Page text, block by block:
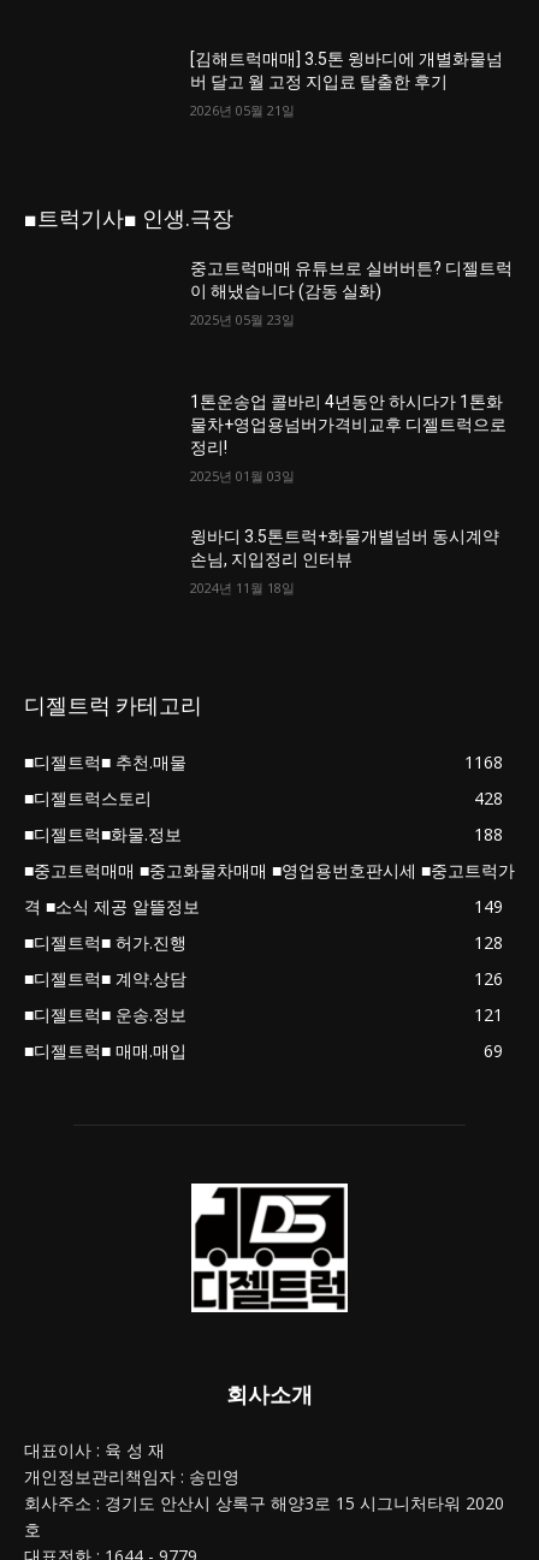
[김해트럭매매] 3.5톤 윙바디에 개별화물넘
버 달고 월 고정 지입료 탈출한 후기
2026년 05월 21일
■트럭기사■ 인생.극장
중고트럭매매 유튜브로 실버버튼? 디젤트럭
이 해냈습니다 (감동 실화)
2025년 05월 23일
1톤운송업 콜바리 4년동안 하시다가 1톤화
물차+영업용넘버가격비교후 디젤트럭으로
정리!
2025년 01월 03일
윙바디 3.5톤트럭+화물개별넘버 동시계약
손님, 지입정리 인터뷰
2024년 11월 18일
디젤트럭 카테고리
■디젤트럭■ 추천.매물
1168
■디젤트럭스토리
428
■디젤트럭■화물.정보
188
■중고트럭매매 ■중고화물차매매 ■영업용번호판시세 ■중고트럭가
격 ■소식 제공 알뜰정보
149
■디젤트럭■ 허가.진행
128
■디젤트럭■ 계약.상담
126
■디젤트럭■ 운송.정보
121
■디젤트럭■ 매매.매입
69
회사소개
대표이사 : 육 성 재
개인정보관리책임자 : 송민영
회사주소 : 경기도 안산시 상록구 해양3로 15 시그니처타워 2020
호